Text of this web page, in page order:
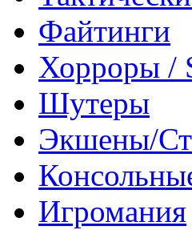
Файтинги
Хорроры /
Шутеры
Экшены/
Игромания